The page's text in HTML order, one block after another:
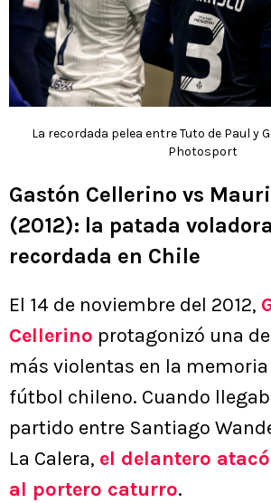
La recordada pelea entre Tuto de Paul y
Photosport
Gastón Cellerino vs
(2012): la patada
recordada en Chile
El 14 de noviembre del 2012,
Cellerino protagonizó una
más violentas en la
fútbol chileno. Cuando
partido entre Santiago
La Calera, el delantero
al portero caturro.